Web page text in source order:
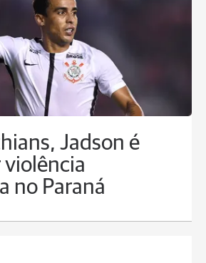
Jadson é
violência
no Paraná